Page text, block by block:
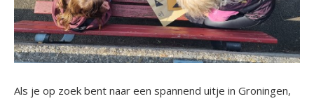
Als je op zoek bent naar een spannend uitje in Groningen,